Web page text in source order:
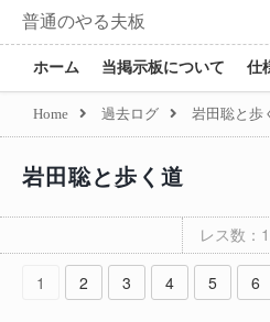
普通のやる夫板
ホーム 当掲示板について 仕
Home 過去ログ 岩田聡と歩
岩田聡と歩く道
レス数：
1 2 3 4 5 6